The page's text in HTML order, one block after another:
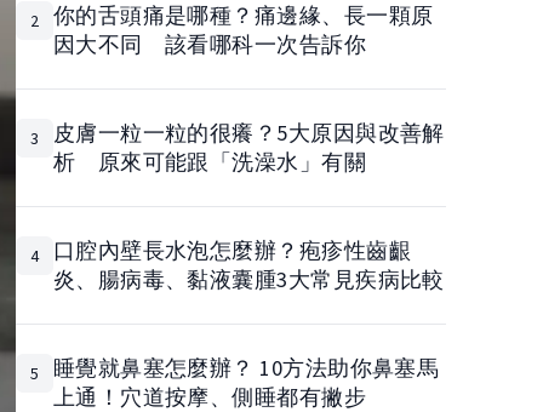
2
你的舌頭痛是哪種？痛邊緣、長一顆原
因大不同 該看哪科一次告訴你
3
皮膚一粒一粒的很癢？5大原因與改善解
析 原來可能跟「洗澡水」有關
4
口腔內壁長水泡怎麼辦？疱疹性齒齦
炎、腸病毒、黏液囊腫3大常見疾病比較
5
睡覺就鼻塞怎麼辦？ 10方法助你鼻塞馬
上通！穴道按摩、側睡都有撇步